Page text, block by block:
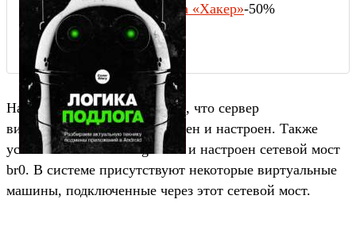
Подписка на «Хакер»-50%
Напоминаю: исходим из того, что сервер
виртуализации уже установлен и настроен. Также
установлен пакет bridge-utils и настроен сетевой мост
br0. В системе присутствуют некоторые виртуальные
машины, подключенные через этот сетевой мост.